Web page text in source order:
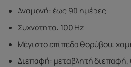
Αναμονή: έως 90 ημέρες
Συχνότητα: 100 Hz
Μέγιστο επίπεδο θορύβου:
Διεπαφή: μεταβλητή διεπαφή,